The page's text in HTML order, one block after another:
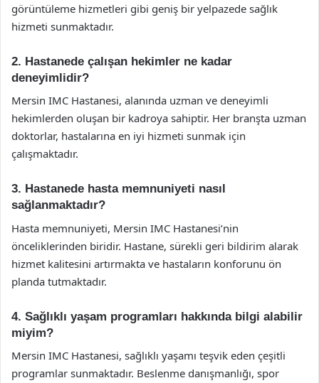
görüntüleme hizmetleri gibi geniş bir yelpazede sağlık
hizmeti sunmaktadır.
2. Hastanede çalışan hekimler ne kadar
deneyimlidir?
Mersin IMC Hastanesi, alanında uzman ve deneyimli
hekimlerden oluşan bir kadroya sahiptir. Her branşta uzman
doktorlar, hastalarına en iyi hizmeti sunmak için
çalışmaktadır.
3. Hastanede hasta memnuniyeti nasıl
sağlanmaktadır?
Hasta memnuniyeti, Mersin IMC Hastanesi’nin
önceliklerinden biridir. Hastane, sürekli geri bildirim alarak
hizmet kalitesini artırmakta ve hastaların konforunu ön
planda tutmaktadır.
4. Sağlıklı yaşam programları hakkında bilgi alabilir
miyim?
Mersin IMC Hastanesi, sağlıklı yaşamı teşvik eden çeşitli
programlar sunmaktadır. Beslenme danışmanlığı, spor